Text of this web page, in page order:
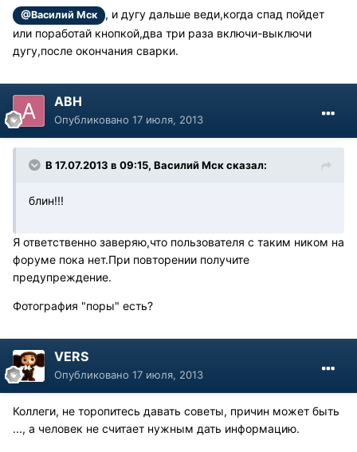
@Василий Мск
, и дугу дальше веди,когда спад пойдет
или поработай кнопкой,два три раза включи-выключи
дугу,после окончания сварки.
АВН
Опубликовано 17 июля, 2013
В 17.07.2013 в 09:15, Василий Мск сказал:
блин!!!
Я ответственно заверяю,что пользователя с таким ником на
форуме пока нет.При повторении получите
предупреждение.
Фотография "поры" есть?
VERS
Опубликовано 17 июля, 2013
Коллеги, не торопитесь давать советы, причин может быть
..., а человек не считает нужным дать информацию.